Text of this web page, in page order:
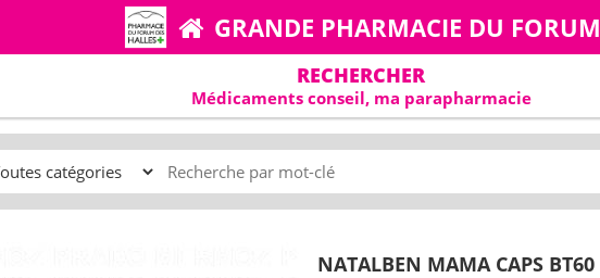
GRANDE PHARMACIE DU FORUM
RECHERCHER
Médicaments conseil, ma parapharmacie
NATALBEN MAMA CAPS BT60